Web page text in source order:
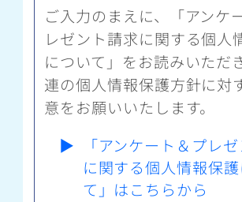
ご入力のまえに、「アンケ
レゼント請求に関する個人
について」をお読みいただ
連の個人情報保護方針に対
意をお願いいたします。
▶
「アンケート＆プレ
に関する個人情報保
て」はこちらから